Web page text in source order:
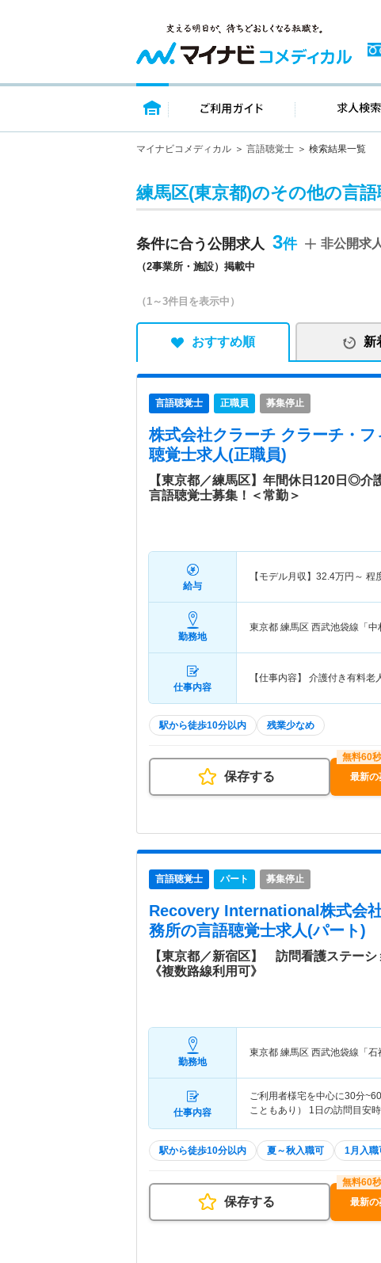
トップページ ご利用ガイド
マイナビコメディカル 言語聴覚士 検索結果一覧
練馬区(東京都)のその他の言
条件に合う公開求人 3
（2事業所・施設）掲載中
非公開求
（1～3件目を表示中）
おすすめ順 新
言語聴覚士 正職員 募集停止
株式会社クラーチ クラーチ・フ
聴覚士求人(正職員)
【東京都／練馬区】年間休日120日◎介
言語聴覚士募集！＜常勤＞
給与
【モデル月収】 32.4万円～ 程
勤務地
東京都 練馬区 西武池袋線「中
仕事内容
【仕事内容】 介護付き有料
駅から徒歩10分以内 残業少なめ
保存する 最新の
言語聴覚士 パート 募集停止
Recovery International株式会
務所の言語聴覚士求人(パート)
【東京都／新宿区】 訪問看護ステー
《複数路線利用可》
勤務地
東京都 練馬区 西武池袋線「石
仕事内容
ご利用者様宅を中心に30分
こともあり） 1日の訪問目安
駅から徒歩10分以内 夏～秋入職可 1月入職
保存する 最新の